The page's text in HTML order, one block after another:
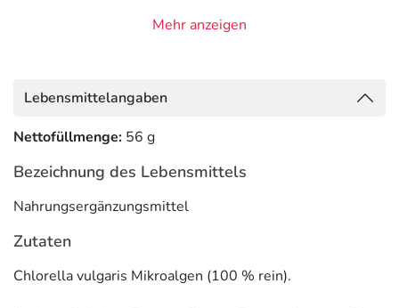
Allergene) sind bei den Lebensmittelangaben als pdf
hinterlegt. (oben)
Mehr anzeigen
Lebensmittelangaben
Nettofüllmenge: 56 g
Bezeichnung des Lebensmittels
Nahrungsergänzungsmittel
Zutaten
Chlorella vulgaris Mikroalgen (100 % rein).